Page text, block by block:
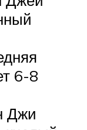
6-8
Джи